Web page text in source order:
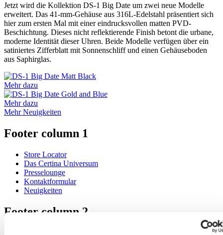
Jetzt wird die Kollektion DS-1 Big Date um zwei neue Modelle
erweitert. Das 41-mm-Gehäuse aus 316L-Edelstahl präsentiert sich
hier zum ersten Mal mit einer eindrucksvollen matten PVD-
Beschichtung. Dieses nicht reflektierende Finish betont die urbane,
moderne Identität dieser Uhren. Beide Modelle verfügen über ein
satiniertes Zifferblatt mit Sonnenschliff und einen Gehäuseboden
aus Saphirglas.
Mehr dazu
Mehr dazu
Mehr Neuigkeiten
Footer column 1
Store Locator
Das Certina Universum
Presselounge
Kontaktformular
Neuigkeiten
Footer column 2